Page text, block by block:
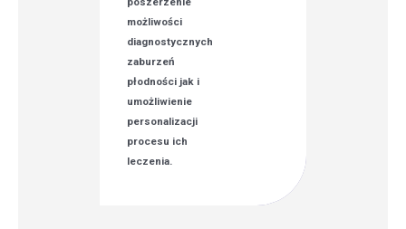
możliwości
diagnostycznych
zaburzeń
płodności jak i
umożliwienie
personalizacji
procesu ich
leczenia.